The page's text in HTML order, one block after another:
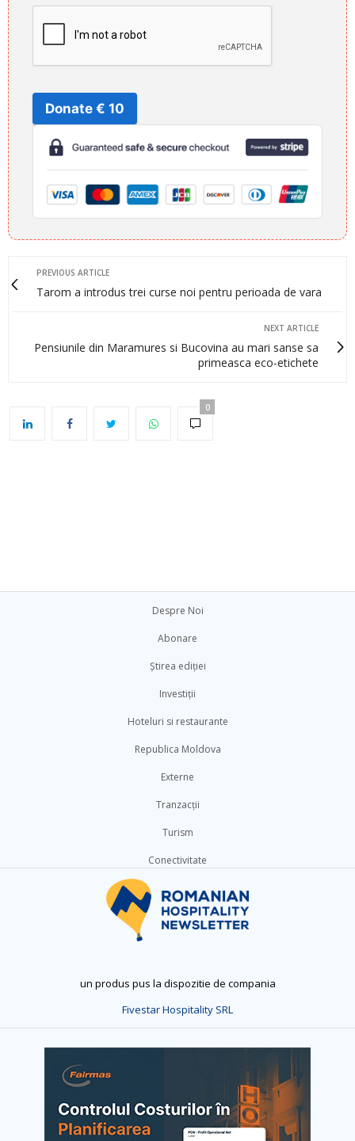
Donate € 10
PREVIOUS ARTICLE
Tarom a introdus trei curse noi pentru perioada de vara
NEXT ARTICLE
Pensiunile din Maramures si Bucovina au mari sanse sa
primeasca eco-etichete
0
Despre Noi
Abonare
Știrea ediției
Investiții
Hoteluri si restaurante
Republica Moldova
Externe
Tranzacții
Turism
Conectivitate
un produs pus la dispozitie de compania
Fivestar Hospitality SRL